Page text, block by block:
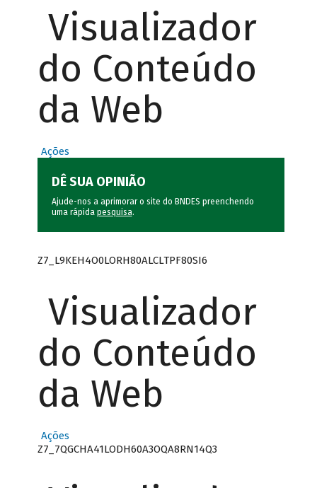
Visualizador
do Conteúdo
da Web
Ações
DÊ SUA OPINIÃO
Ajude-nos a aprimorar o site do BNDES preenchendo
uma rápida pesquisa.
Z7_L9KEH4O0LORH80ALCLTPF80SI6
Visualizador
do Conteúdo
da Web
Ações
Z7_7QGCHA41LODH60A3OQA8RN14Q3